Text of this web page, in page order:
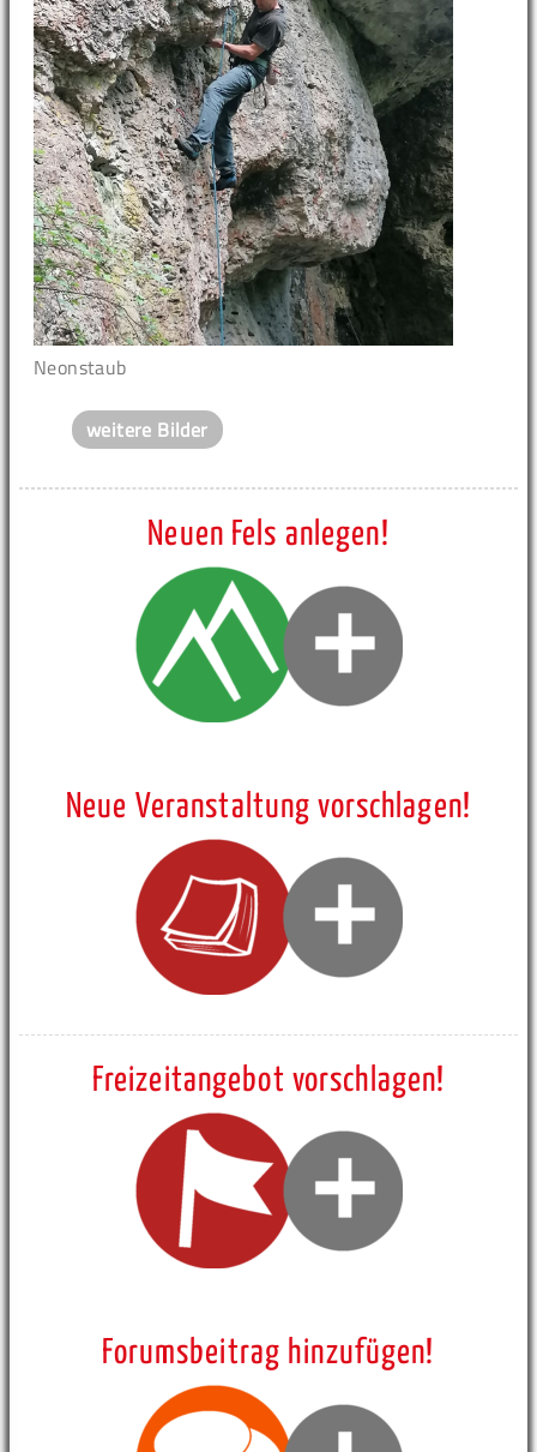
Neonstaub
weitere Bilder
Neuen Fels anlegen!
Neue Veranstaltung vorschlagen!
Freizeitangebot vorschlagen!
Forumsbeitrag hinzufügen!